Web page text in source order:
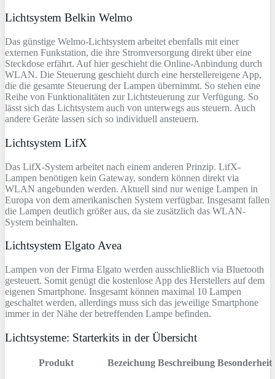
Lichtsystem Belkin Welmo
Das günstige Welmo-Lichtsystem arbeitet ebenfalls mit einer
externen Funkstation, die ihre Stromversorgung direkt über eine
Steckdose erfährt. Auf hier geschieht die Online-Anbindung durch
WLAN. Die Steuerung geschieht durch eine herstellereigene App,
die die gesamte Steuerung der Lampen übernimmt. So stehen eine
Reihe von Funktionalitäten zur Lichtsteuerung zur Verfügung. So
lässt sich das Lichtsystem auch von unterwegs aus steuern. Auch
andere Geräte lassen sich so individuell ansteuern.
Lichtsystem LifX
Das LifX-System arbeitet nach einem anderen Prinzip. LifX-
Lampen benötigen kein Gateway, sondern können direkt via
WLAN angebunden werden. Aktuell sind nur wenige Lampen in
Europa von dem amerikanischen System verfügbar. Insgesamt fallen
die Lampen deutlich größer aus, da sie zusätzlich das WLAN-
System beinhalten.
Lichtsystem Elgato Avea
Lampen von der Firma Elgato werden ausschließlich via Bluetooth
gesteuert. Somit genügt die kostenlose App des Herstellers auf dem
eigenen Smartphone. Insgesamt können maximal 10 Lampen
geschaltet werden, allerdings muss sich das jeweilige Smartphone
immer in der Nähe der betreffenden Lampe befinden.
Lichtsysteme: Starterkits in der Übersicht
Produkt Bezeichung Beschreibung Besonderheit